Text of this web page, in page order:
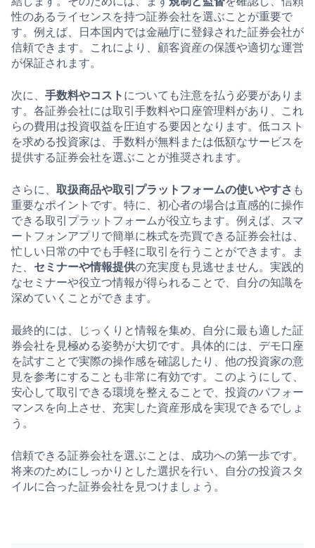
性のあるライセンスを持つ証券会社を選ぶことが重要で
す。例えば、日本国内では金融庁に登録された証券会社が
信頼できます。これにより、顧客資産の保護や適切な運営
が保証されます。
次に、 手数料やコスト についても注意を払う必要がありま
す。各証券会社には取引手数料や口座管理料があり、これ
らの費用は投資収益を圧迫する要因となります。低コスト
を求める投資家は、手数料が無料または低額なサービスを
提供する証券会社を選ぶことが推奨されます。
さらに、 取扱商品や取引プラットフォームの使いやすさ も
重要なポイントです。特に、初心者の場合は直感的に操作
できる取引プラットフォームが役立ちます。例えば、スマ
ートフォンアプリで簡単に株式を売買できる証券会社は、
忙しい日常の中でも手軽に取引を行うことができます。ま
た、 セミナーや情報提供の充実度も見逃せません。実践的
なセミナーや役立つ情報が得られることで、自分の知識を
深めていくことができます。
最終的には、じっくりと情報を集め、自分に最も適した証
券会社を見極める姿勢が大切です。具体的には、デモ口座
を試すことで実際の操作感を確認したり、他の投資家の意
見を参考にすることも非常に有効です。このようにして、
安心して取引できる環境を整えることで、投資のパフォー
マンスを向上させ、充実した資産形成を実現できるでしょ
う。
信頼できる証券会社を選ぶことは、成功への第一歩です。
将来のためにしっかりとした選択を行い、自分の投資スタ
イルに合った証券会社を見つけましょう。